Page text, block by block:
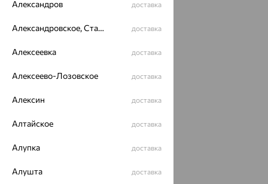
Вес:1.11 — 1.16
Страна происхождения:
РОССИЯ
Вид покрытия:
Бренд:INTALIA
Цвет вставки:
Наименование цвета вставки:
Голубой
Александров доставка
Александровское, Ставропольский край доставка
Алексеевка доставка
Алексеево-Лозовское доставка
Алексин доставка
Алтайское доставка
Алупка доставка
Алушта доставка